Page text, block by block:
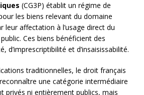
(CG3P) établit un régime de
les biens relevant du domaine
leur affectation à l’usage direct du
Ces biens bénéficient des
d’imprescriptibilité et d’insaisissabilité.
traditionnelles, le droit français
une catégorie intermédiaire
privés ni entièrement publics, mais